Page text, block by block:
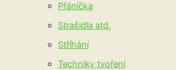
Přáníčka
Strašidla atd.
Stříhání
Techniky tvoření